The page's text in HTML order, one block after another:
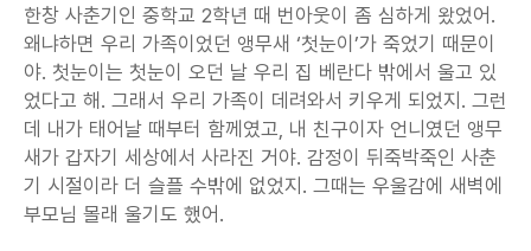
한창 사춘기인 중학교 2학년 때 번아웃이 좀 심하게 왔었어.
왜냐하면 우리 가족이었던 앵무새 ‘첫눈이’가 죽었기 때문이
야. 첫눈이는 첫눈이 오던 날 우리 집 베란다 밖에서 울고 있
었다고 해. 그래서 우리 가족이 데려와서 키우게 되었지. 그런
데 내가 태어날 때부터 함께였고, 내 친구이자 언니였던 앵무
새가 갑자기 세상에서 사라진 거야. 감정이 뒤죽박죽인 사춘
기 시절이라 더 슬플 수밖에 없었지. 그때는 우울감에 새벽에
부모님 몰래 울기도 했어.